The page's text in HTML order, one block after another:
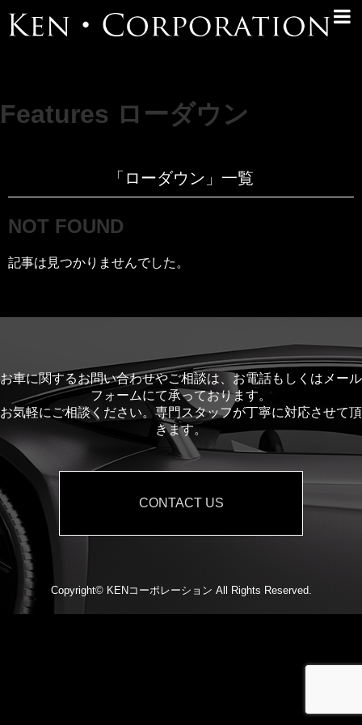
Features ローダウン
「 ローダウン 」 一覧
NOT FOUND
記事は見つかりませんでした。
お車に関するお問い合わせやご相談は、お電話もしくはメール
フォームにて承っております。
お気軽にご相談ください。専門スタッフが丁寧に対応させて頂
きます。
CONTACT US
Copyright© KENコーポレーション All Rights Reserved.